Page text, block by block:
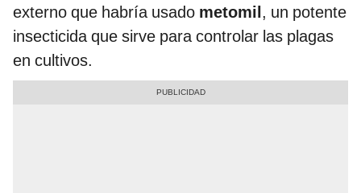
externo que habría usado metomil, un potente
insecticida que sirve para controlar las plagas
en cultivos.